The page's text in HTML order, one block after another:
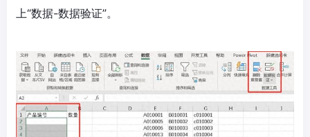
上“数据-数据验证”。